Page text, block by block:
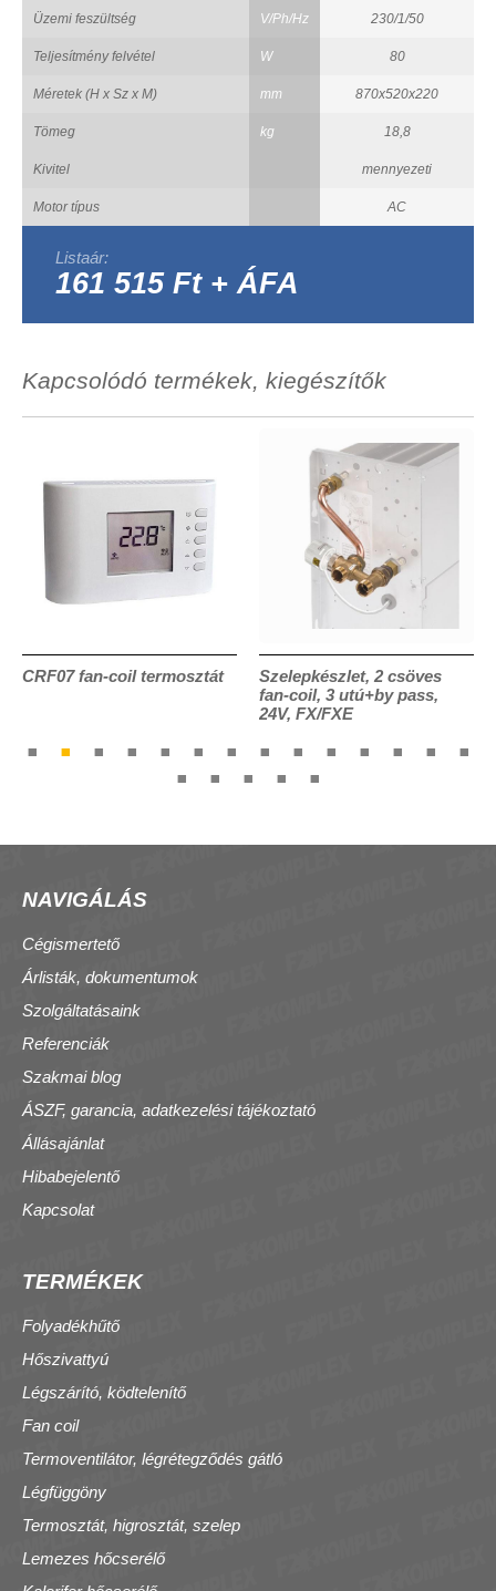
Üzemi feszültség V/Ph/Hz 230/1/50
Teljesítmény felvétel W 80
Méretek (H x Sz x M) mm 870x520x220
Tömeg kg 18,8
Kivitel mennyezeti
Motor típus AC
Listaár:
161 515 Ft + ÁFA
Kapcsolódó termékek, kiegészítők
CRF07 fan-coil termosztát
Szelepkészlet, 2 csöves
fan-coil, 3 utú+by pass,
24V, FX/FXE
NAVIGÁLÁS
Cégismertető
Árlisták, dokumentumok
Szolgáltatásaink
Referenciák
Szakmai blog
ÁSZF, garancia, adatkezelési tájékoztató
Állásajánlat
Hibabejelentő
Kapcsolat
TERMÉKEK
Folyadékhűtő
Hőszivattyú
Légszárító, ködtelenítő
Fan coil
Termoventilátor, légrétegződés gátló
Légfüggöny
Termosztát, higrosztát, szelep
Lemezes hőcserélő